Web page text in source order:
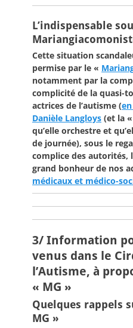
L’indispensable
Cette situation
permise par le «
notamment par la
complicité de la quasi-
actrices de l’autisme (
Danièle Langloys (et la
qu’elle orchestre et
de journée), sous le
complice des autorités,
grand bonheur de nos
médicaux et médico-
3/ Information
venus dans le
l’Autisme, à
« MG »
Quelques rappels
MG »